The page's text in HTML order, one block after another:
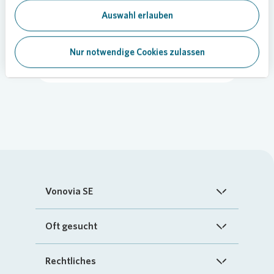
Auswahl erlauben
Nur notwendige Cookies zulassen
Mobilität
Vonovia SE
Startseite
Oft gesucht
FAQ
Rechtliches